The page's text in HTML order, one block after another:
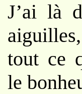
J’ai là
tout ce
le